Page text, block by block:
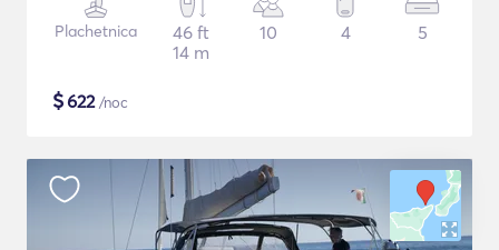
Plachetnica
46 ft
14 m
10 4 5
$622/noc